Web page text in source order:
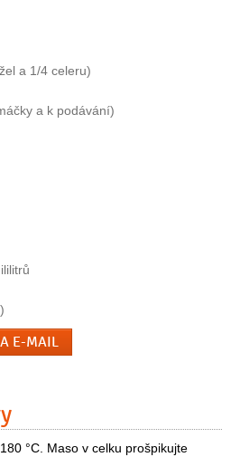
a 1/4 celeru)
a k podávání)
E-MAIL
°C. Maso v celku prošpikujte